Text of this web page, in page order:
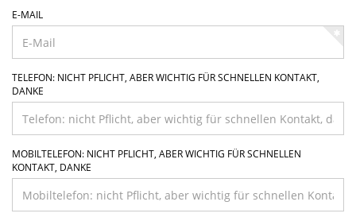
E-MAIL
TELEFON: NICHT PFLICHT, ABER WICHTIG FÜR SCHNELLEN KONTAKT,
DANKE
MOBILTELEFON: NICHT PFLICHT, ABER WICHTIG FÜR SCHNELLEN
KONTAKT, DANKE